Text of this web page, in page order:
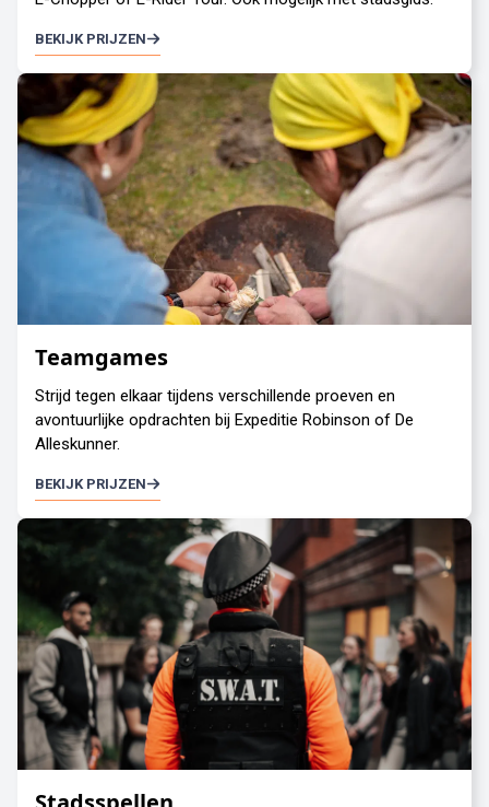
BEKIJK PRIJZEN
Teamgames
Strijd tegen elkaar tijdens verschillende proeven en
avontuurlijke opdrachten bij Expeditie Robinson of De
Alleskunner.
BEKIJK PRIJZEN